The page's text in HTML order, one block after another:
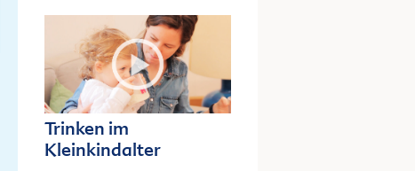
Trinken im
Kleinkindalter